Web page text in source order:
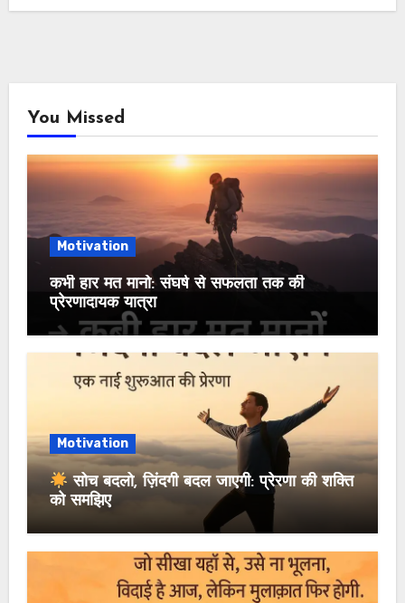
You Missed
Motivation
कभी हार मत मानो: संघर्ष से सफलता तक की
प्रेरणादायक यात्रा
Motivation
सोच बदलो, ज़िंदगी बदल जाएगी: प्रेरणा की शक्ति
को समझिए